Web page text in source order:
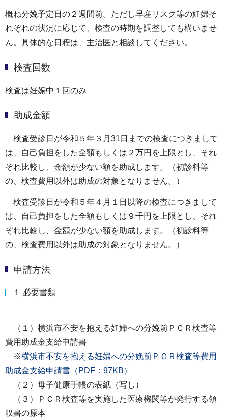
概ね分娩予定日の２週間前。ただし早産リスク等の妊婦そ
れぞれの状況に応じて、検査の時期を調整しても構いませ
ん。具体的な日程は、主治医と相談してください。
検査回数
検査は妊娠中１回のみ
助成金額
検査受診日が令和５年３月31日までの検査につきまして
は、自己負担をした全額もしくは２万円を上限とし、それ
ぞれ比較し、金額が少ない額を助成します。（初診料等
の、検査費用以外は助成の対象となりません。）
検査受診日が令和５年４月１日以降の検査につきまして
は、自己負担をした全額もしくは９千円を上限とし、それ
ぞれ比較し、金額が少ない額を助成します。（初診料等
の、検査費用以外は助成の対象となりません。）
申請方法
１ 必要書類
（１）横浜市不安を抱える妊婦への分娩前ＰＣＲ検査等
費用助成金支給申請書
※横浜市不安を抱える妊婦への分娩前ＰＣＲ検査等費用
助成金支給申請書（PDF：97KB）
（２）母子健康手帳の表紙（写し）
（３）ＰＣＲ検査等を実施した医療機関等が発行する領
収書の原本